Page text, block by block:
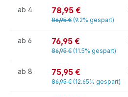
ab 4 78,95 €
86,95 € (9.2% gespart)
ab 6 76,95 €
86,95 € (11.5% gespart)
ab 8 75,95 €
86,95 € (12.65% gespart)